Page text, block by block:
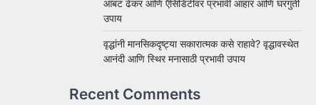
आंबट ढेकर आणि ऍसिडिटीवर प्रभावी आहार आणि घरगुती
उपाय
वृद्धांनी मानसिकदृष्ट्या सकारात्मक कसे राहावे? वृद्धावस्थेत
आनंदी आणि स्थिर मनासाठी प्रभावी उपाय
Recent Comments